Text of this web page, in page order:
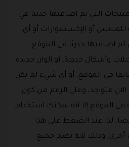
التي تم اضافتها حديثا في
للملابس أو الإكسسوارات أو أي
تم اضافتها حديثا في الموقع
وأشكال جديدة، أو ألوان جديدة
في الموقع، أو أي شيء لم يكن
متواجد، وعلى الرغم من كون
الموقع إلا أنه يمكنك استخدام
لذا عند الضغط على هذا
أخرى، وذلك لأنه يضم جميع